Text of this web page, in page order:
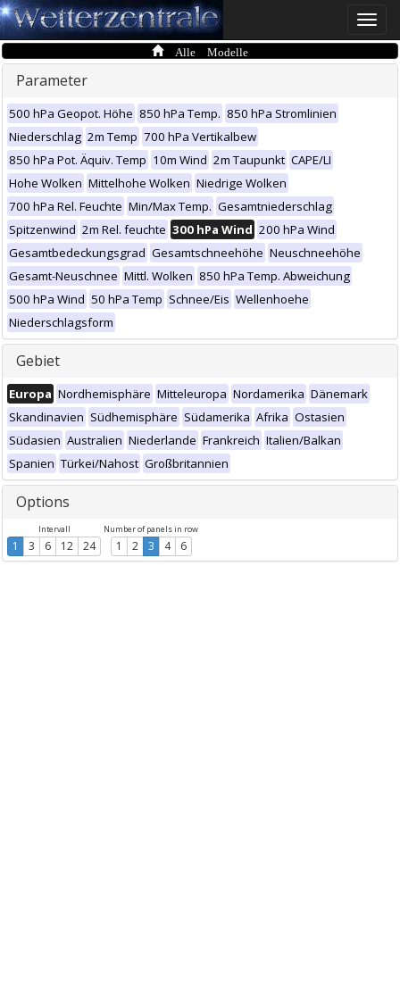
Toggle
Alle Modelle
Parameter
500 hPa Geopot. Höhe 850 hPa Temp. 850 hPa Stromlinien
Niederschlag 2m Temp 700 hPa Vertikalbew
850 hPa Pot. Äquiv. Temp 10m Wind 2m Taupunkt CAPE/LI
Hohe Wolken Mittelhohe Wolken Niedrige Wolken
700 hPa Rel. Feuchte Min/Max Temp. Gesamtniederschlag
Spitzenwind 2m Rel. feuchte 300 hPa Wind 200 hPa Wind
Gesamtbedeckungsgrad Gesamtschneehöhe Neuschneehöhe
Gesamt-Neuschnee Mittl. Wolken 850 hPa Temp. Abweichung
500 hPa Wind 50 hPa Temp Schnee/Eis Wellenhoehe
Niederschlagsform
Gebiet
Europa Nordhemisphäre Mitteleuropa Nordamerika Dänemark
Skandinavien Südhemisphäre Südamerika Afrika Ostasien
Südasien Australien Niederlande Frankreich Italien/Balkan
Spanien Türkei/Nahost Großbritannien
Options
Intervall
1 3 6 12 24
Number of panels in row
1 2 3 4 6